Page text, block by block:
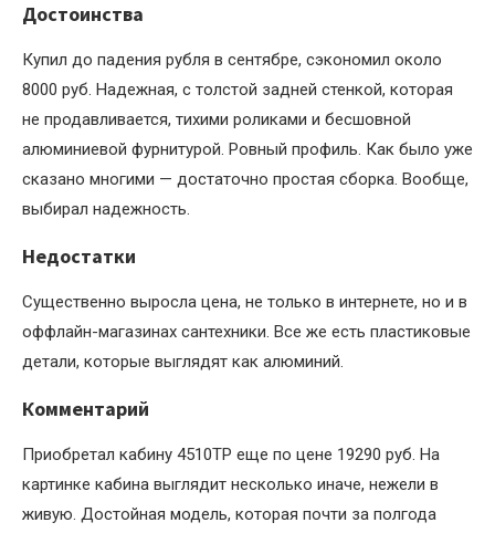
Достоинства
Купил до падения рубля в сентябре, сэкономил около
8000 руб. Надежная, с толстой задней стенкой, которая
не продавливается, тихими роликами и бесшовной
алюминиевой фурнитурой. Ровный профиль. Как было уже
сказано многими — достаточно простая сборка. Вообще,
выбирал надежность.
Недостатки
Существенно выросла цена, не только в интернете, но и в
оффлайн-магазинах сантехники. Все же есть пластиковые
детали, которые выглядят как алюминий.
Комментарий
Приобретал кабину 4510TP еще по цене 19290 руб. На
картинке кабина выглядит несколько иначе, нежели в
живую. Достойная модель, которая почти за полгода